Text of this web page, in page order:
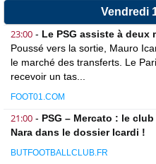
Vendredi
23:00 - Le PSG assiste à deux
Poussé vers la sortie, Mauro
le marché des transferts. Le
recevoir un tas...
FOOT01.COM
21:00 - PSG – Mercato : le
Nara dans le dossier Icardi !
BUTFOOTBALLCLUB.FR